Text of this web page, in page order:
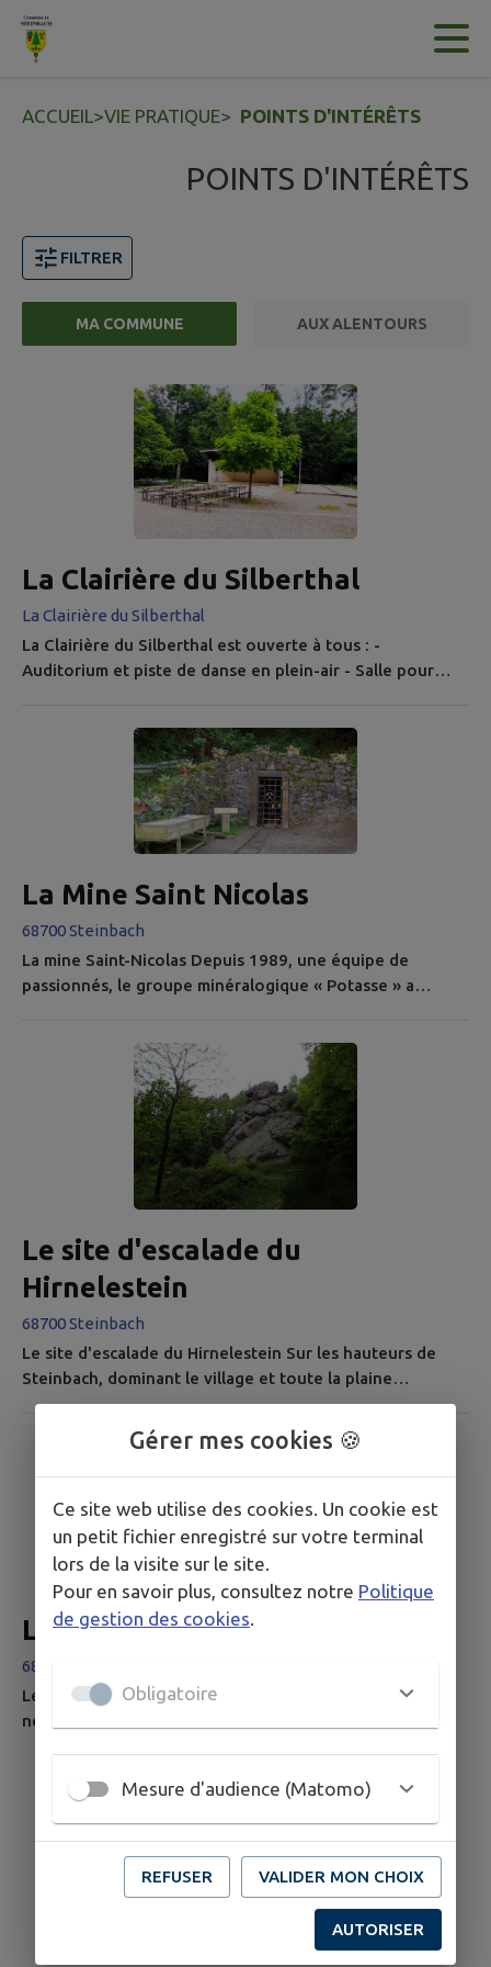
Contenu
ACCUEIL>VIE PRATIQUE> POINTS D'INTÉRÊTS
POINTS D'INTÉRÊTS
FILTRER
MA COMMUNE AUX ALENTOURS
La Clairière du Silberthal
La Clairière du Silberthal
La Clairière du Silberthal est ouverte à tous : -
Auditorium et piste de danse en plein-air - Salle pour
- 7 Pistes de pétanque réglementaires - Aire de jeux pour
enfants jusqu'à l'âge de 12 ans - Jeu de quilles St-GALL
(réservées aux licenciés) & de nombreuses animations
La Mine Saint Nicolas
68700 Steinbach
La mine Saint-Nicolas Depuis 1989, une équipe de
passionnés, le groupe minéralogique « Potasse » a
comprendre l’évolution des techniques minières du XVIe
au début du XXe siècle. Contacts : - Association
Minéralogique Potasse | Clairière du Silberthal | 68700 -
Steinbach contact@mine-saint-...
Le site d'escalade du
Hirnelestein
68700 Steinbach
Le site d'escalade du Hirnelestein Sur les hauteurs de
Steinbach, dominant le village et toute la plaine
environnante, le site d’escalade du Rocher du
Hirnelestein vous attend.
Les cascades de l'Erzenbach
68700 Steinbach
Les Cascades de l’Erzenbach, blotties au fond du vallon,
ne sont plus très loin ! (environ 20 minutes de marche
Gérer mes cookies 🍪
Ce site web utilise des cookies. Un cookie est
un petit fichier enregistré sur votre terminal
lors de la visite sur le site.
Pour en savoir plus, consultez notre Politique
de gestion des cookies
Obligatoire
Mesure d'audience (Matomo)
REFUSER VALIDER MON CHOIX
AUTORISER